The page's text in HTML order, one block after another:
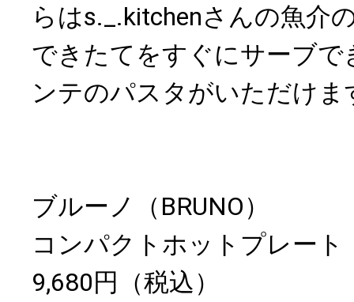
らはs._.kitchenさんの魚介
できたてをすぐにサーブ
ンテのパスタがいただけま
ブルーノ（BRUNO）
コンパクトホットプレート
9,680円（税込）